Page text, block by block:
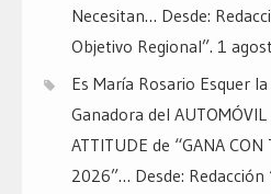
Necesitan… Desde:
Objetivo Regional”. 1
Es María Rosario Esquer
Ganadora del AUTOMÓVIL
ATTITUDE de “GANA CON
2026”… Desde: Redacción